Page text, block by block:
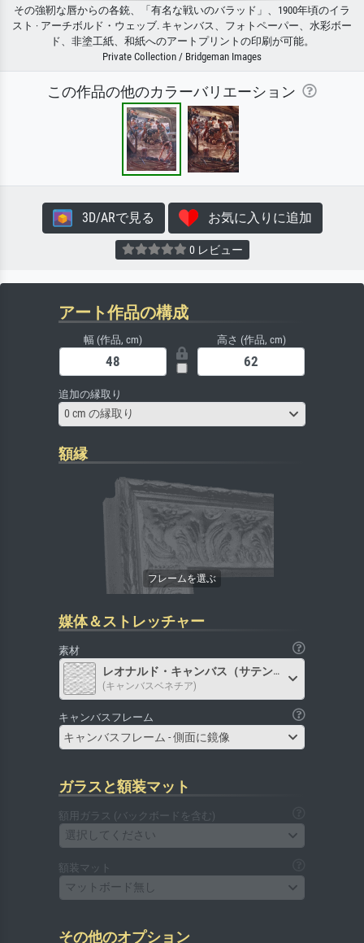
その強靭な唇からの各銃、「有名な戦いのバラッド」、1900年頃のイラ
スト · アーチボルド・ウェッブ. キャンバス、フォトペーパー、水彩ボー
ド、非塗工紙、和紙へのアートプリントの印刷が可能。
Private Collection / Bridgeman Images
この作品の他のカラーバリエーション
3D/ARで見る お気に入りに追加
0 レビュー
アート作品の構成
幅 (作品, cm) 高さ (作品, cm)
追加の縁取り
0 cm の縁取り
額縁
媒体＆ストレッチャー
素材
レオナルド・キャンバス（サテン）
(キャンバスベネチア)
キャンバスフレーム
キャンバスフレーム - 側面に鏡像
ガラスと額装マット
額用ガラス (バックボードを含む)
選択してください
額装マット
マットボード無し
その他のオプション